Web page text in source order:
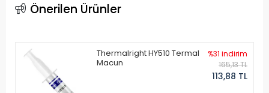
Önerilen Ürünler
Thermalright HY510 Termal
Macun
%31 indirim
165,13 TL
113,88 TL